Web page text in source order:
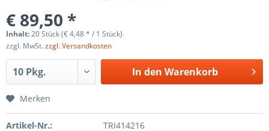
€ 89,50 *
Inhalt:20 Stück (€ 4,48 * / 1 Stück)
zzgl. MwSt.zzgl. Versandkosten
In den Warenkorb
Merken
Artikel-Nr.: TRI414216